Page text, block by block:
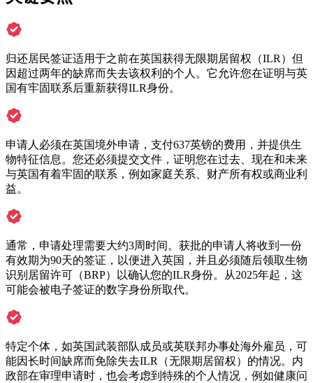
归还居民签证适用于之前在英国获得无限期居留权（ILR）但
因超过两年的缺席而失去该权利的个人。它允许您在证明与英
国有牢固联系后重新获得ILR身份。
申请人必须在英国境外申请，支付637英镑的费用，并提供生
物特征信息。您还必须提交文件，证明您在过去、现在和未来
与英国有着牢固的联系，例如家庭关系、财产所有权或商业利
益。
通常，申请处理需要大约3周时间。获批的申请人将收到一份
有效期为90天的签证，以便进入英国，并且必须随后领取生物
识别居留许可（BRP）以确认您的ILR身份。从2025年起，这
可能会被电子签证的数字身份所取代。
特定个体，如英国武装部队成员或英联邦办事处海外雇员，可
能因长时间缺席而免除失去ILR（无限期居留权）的情况。内
政部在审理申请时，也会考虑到特殊的个人情况，例如健康问